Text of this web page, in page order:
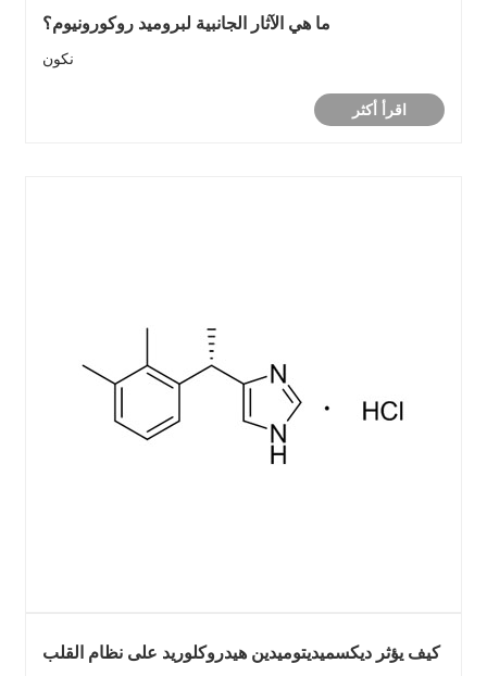
ما هي الآثار الجانبية لبروميد روكورونيوم؟
نكون
اقرأ أكثر
كيف يؤثر ديكسميديتوميدين هيدروكلوريد على نظام القلب